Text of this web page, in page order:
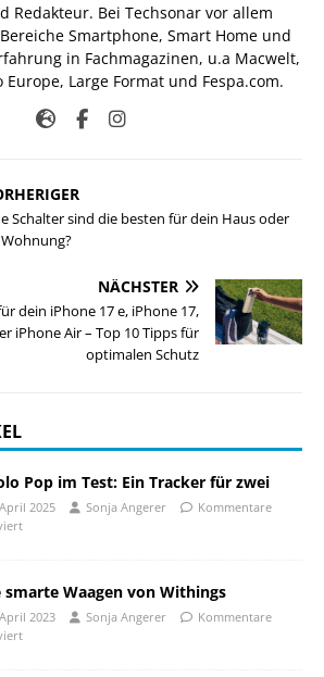
Redakteur. Bei Techsonar vor allem
Smartphone, Smart Home und
in Fachmagazinen, u.a Macwelt,
Europe, Large Format und Fespa.com.
Schalter sind die besten für dein Haus oder
NÄCHSTER
dein iPhone 17 e, iPhone 17,
iPhone Air – Top 10 Tipps für
optimalen Schutz
Pop im Test: Ein Tracker für zwei
2025 Sonja Angerer
Kommentare
smarte Waagen von Withings
2023 Sonja Angerer
Kommentare